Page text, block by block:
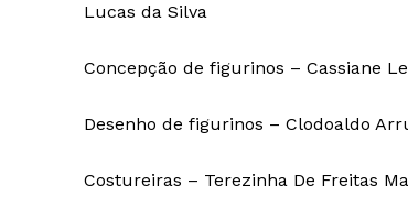
Lucas da Silva
Concepção de figurinos – Cassiane
Desenho de figurinos – Clodoaldo
Costureiras – Terezinha De Freitas